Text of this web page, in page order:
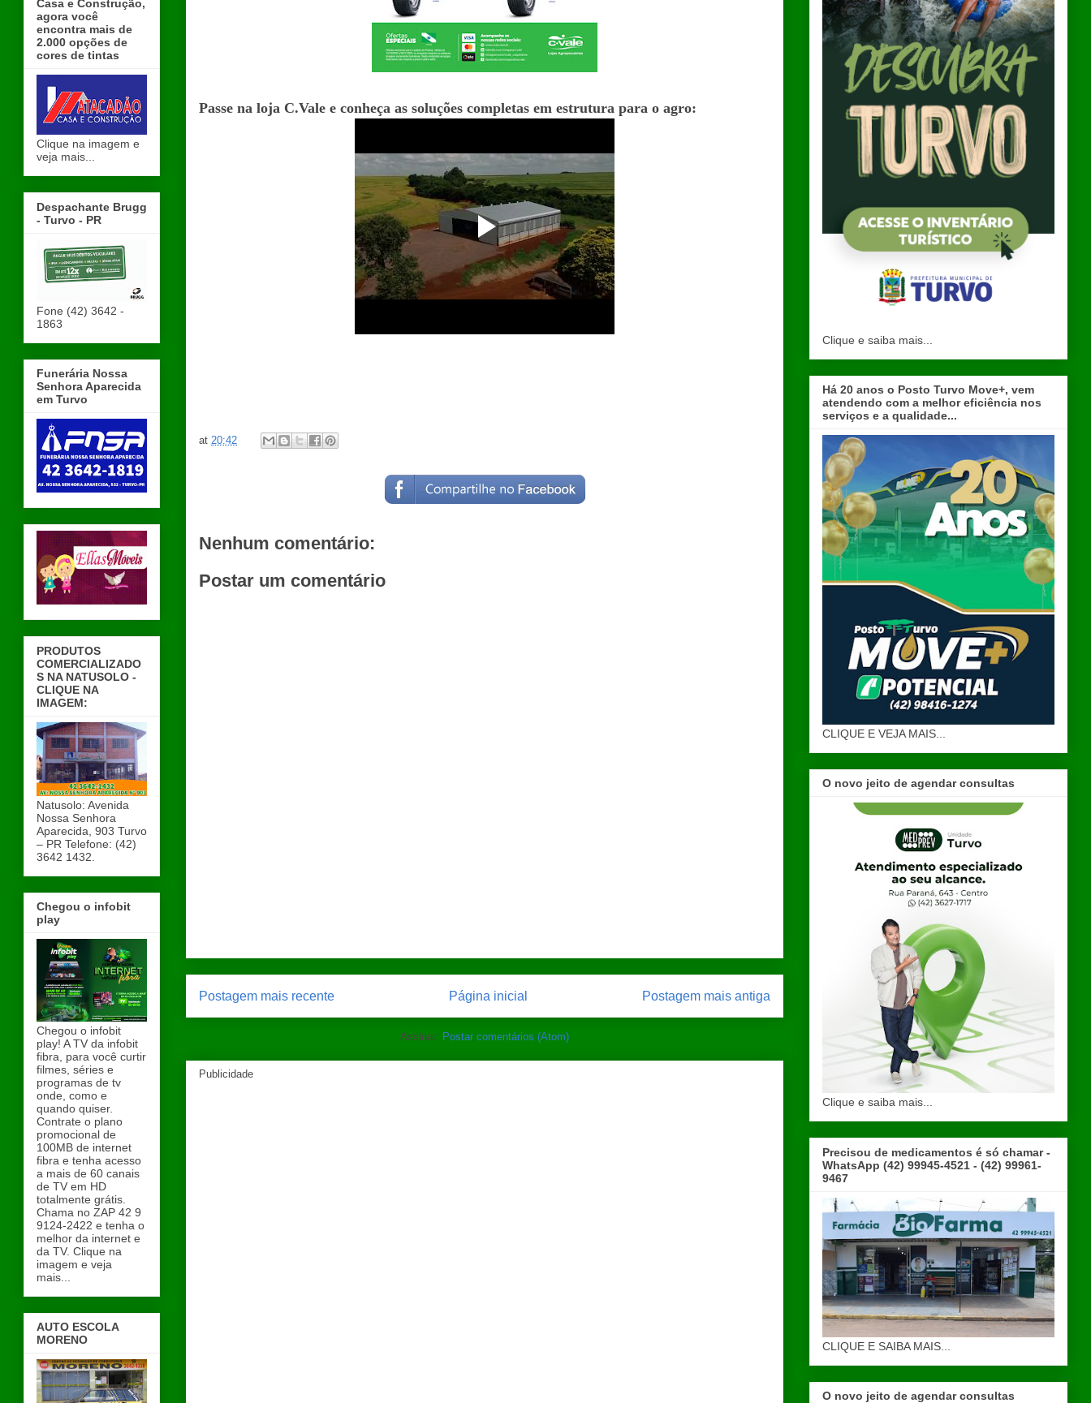
Passe na loja C.Vale e conheça as soluções completas em estrutura para o agro:
at 20:42
Nenhum comentário:
Postar um comentário
Postagem mais recente Postagem mais antiga
Página inicial
Assinar: Postar comentários (Atom)
Publicidade
Casa e Construção,
agora você
encontra mais de
2.000 opções de
cores de tintas
Clique na imagem e
veja mais...
Despachante Brugg
- Turvo - PR
Fone (42) 3642 -
1863
Funerária Nossa
Senhora Aparecida
em Turvo
PRODUTOS
COMERCIALIZADO
S NA NATUSOLO -
CLIQUE NA
IMAGEM:
Natusolo: Avenida
Nossa Senhora
Aparecida, 903 Turvo
– PR Telefone: (42)
3642 1432.
Chegou o infobit
play
Chegou o infobit
play! A TV da infobit
fibra, para você curtir
filmes, séries e
programas de tv
onde, como e
quando quiser.
Contrate o plano
promocional de
100MB de internet
fibra e tenha acesso
a mais de 60 canais
de TV em HD
totalmente grátis.
Chama no ZAP 42 9
9124-2422 e tenha o
melhor da internet e
da TV. Clique na
imagem e veja
mais...
AUTO ESCOLA
MORENO
Clique e saiba mais...
Há 20 anos o Posto Turvo Move+, vem
atendendo com a melhor eficiência nos
serviços e a qualidade...
CLIQUE E VEJA MAIS...
O novo jeito de agendar consultas
Clique e saiba mais...
Precisou de medicamentos é só chamar -
WhatsApp (42) 99945-4521 - (42) 99961-
9467
CLIQUE E SAIBA MAIS...
O novo jeito de agendar consultas